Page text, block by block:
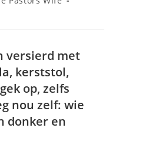
versierd met
kerststol,
op, zelfs
nou zelf: wie
donker en